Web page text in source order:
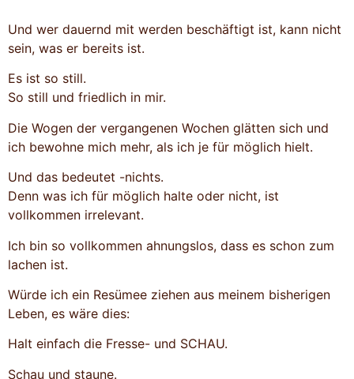
Und wer dauernd mit werden beschäftigt ist, kann nicht
sein, was er bereits ist.
Es ist so still.
So still und friedlich in mir.
Die Wogen der vergangenen Wochen glätten sich und
ich bewohne mich mehr, als ich je für möglich hielt.
Und das bedeutet -nichts.
Denn was ich für möglich halte oder nicht, ist
vollkommen irrelevant.
Ich bin so vollkommen ahnungslos, dass es schon zum
lachen ist.
Würde ich ein Resümee ziehen aus meinem bisherigen
Leben, es wäre dies:
Halt einfach die Fresse- und SCHAU.
Schau und staune.